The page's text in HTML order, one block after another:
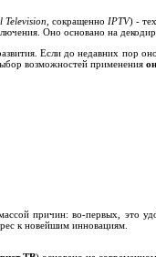
Television, сокращенно IPTV) -
Оно основано на
Если до недавних пор
возможностей применения
причин: во-первых, это
к новейшим инновациям.